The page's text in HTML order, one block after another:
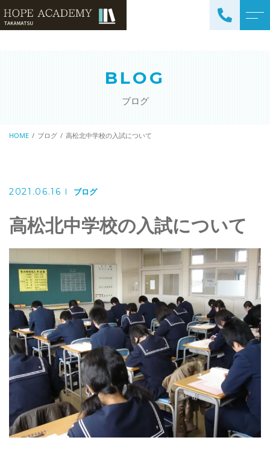
小学生コース / 高学年～
高校生コース（3科目）
英会話コース（幼児～小学
お電話によるお問い合わせ
087-887-7663
Webからのお問い合わせ
CONTACT
BLOG
ブログ
HOME ブログ 高松北中学校の入試について
2021.06.16 ブログ
高松北中学校の入試について